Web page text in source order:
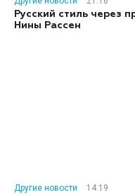
Русский стиль через
Нины Рассен
Другие новости
14:19